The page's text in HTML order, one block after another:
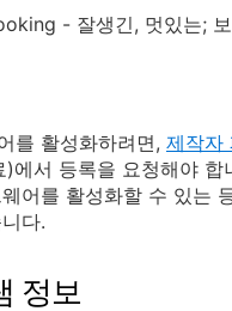
- 잘생긴, 멋있는;
를 활성화하려면, 제작자
)에서 등록을 요청해야 합
어를 활성화할 수 있는
다.
정보